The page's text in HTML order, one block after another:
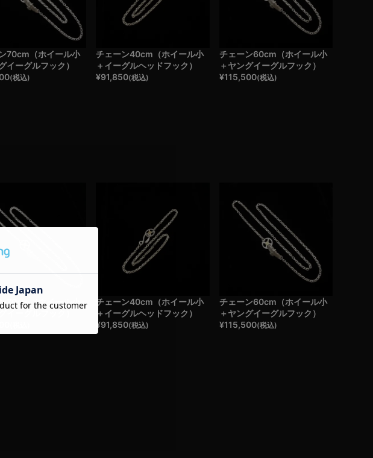
70cm（ホイール小
イーグルフック）
(税込)
チェーン40cm（ホイール小
＋イーグルヘッドフック）
¥91,850(税込)
チェーン60cm（ホイール小
＋ヤングイーグルフック）
¥115,500(税込)
70cm（ホイール小
イーグルフック）
チェーン40cm（ホイール小
＋イーグルヘッドフック）
¥91,850(税込)
チェーン60cm（ホイール小
＋ヤングイーグルフック）
¥115,500(税込)